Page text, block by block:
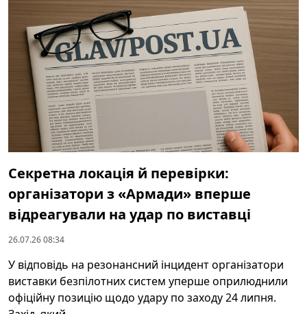
Секретна локація й перевірки:
організатори з «Армади» вперше
відреагували на удар по виставці
26.07.26 08:34
У відповідь на резонансний інцидент організатори
виставки безпілотних систем уперше оприлюднили
офіційну позицію щодо удару по заходу 24 липня.